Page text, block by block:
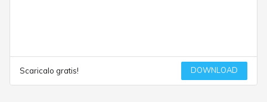
Scaricalo gratis! DOWNLOAD